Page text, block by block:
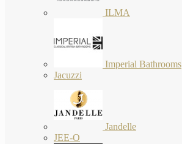
ILMA
Imperial Bathrooms
Jacuzzi
Jandelle
JEE-O